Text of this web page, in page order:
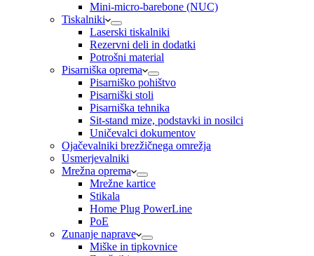
Mini-micro-barebone (NUC)
Tiskalniki
Laserski tiskalniki
Rezervni deli in dodatki
Potrošni material
Pisarniška oprema
Pisarniško pohištvo
Pisarniški stoli
Pisarniška tehnika
Sit-stand mize, podstavki in nosilci
Uničevalci dokumentov
Ojačevalniki brezžičnega omrežja
Usmerjevalniki
Mrežna oprema
Mrežne kartice
Stikala
Home Plug PowerLine
PoE
Zunanje naprave
Miške in tipkovnice